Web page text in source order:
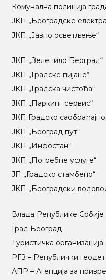
Комунална полиција
ЈКП „Београдске
ЈКП „Јавно осветљење“
ЈКП „Зеленило Београд“
ЈКП „Градске пијаце“
ЈКП „Градска чистоћа“
ЈКП „Паркинг сервис“
ЈКП Градско
ЈКП „Београд пут“
ЈКП „Инфостан“
ЈКП „Погребне услуге“
ЈП „Градско стамбено“
ЈКП „Београдски
Влада Републике Србије
Град Београд
Туристичка
РГЗ – Републички
АПР – Агенција за